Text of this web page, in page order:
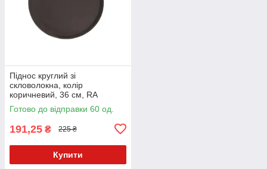
Піднос круглий зі
скловолокна, колір
коричневий, 36 см, RA
Готово до відправки 60 од.
191,25 ₴ 225 ₴
Купити